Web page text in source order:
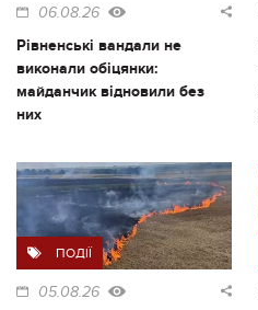
06.08.26
Рівненські вандали не
виконали обіцянки:
майданчик відновили без
них
ПОДІЇ
05.08.26